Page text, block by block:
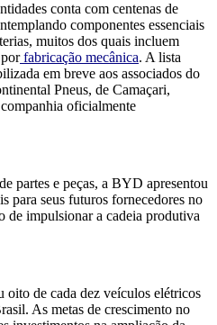
conta com centenas de
componentes essenciais
muitos dos quais incluem
fabricação mecânica. A lista
em breve aos associados do
Pneus, de Camaçari,
oficialmente
partes e peças, a BYD apresentou
para seus futuros fornecedores no
de impulsionar a cadeia produtiva
de cada dez veículos elétricos
As metas de crescimento no